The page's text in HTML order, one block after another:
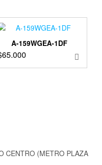
A-159WGEA-1DF
65.000
CENTRO (METRO PLAZA